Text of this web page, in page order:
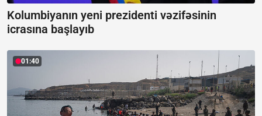
Kolumbiyanın yeni prezidenti vəzifəsinin
icrasına başlayıb
01:40